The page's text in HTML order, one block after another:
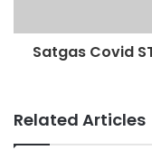
Satgas Covid
Related Articles